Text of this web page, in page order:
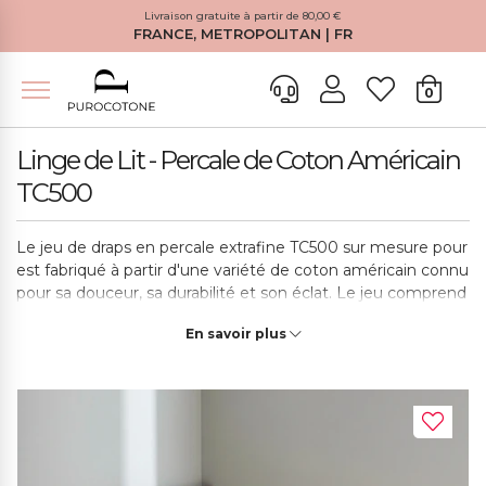
Livraison gratuite à partir de 80,00 €
FRANCE, METROPOLITAN | FR
0
Linge de Lit - Percale de Coton Américain
TC500
Le jeu de draps en percale extrafine TC500 sur mesure pour
est fabriqué à partir d'une variété de coton américain connu
pour sa douceur, sa durabilité et son éclat. Le jeu comprend
s'adapter parfaitement au matelas, des draps plats et des
le set comprend deux taies d'oreiller pour les deux plus
grandes mesures et une seule taie pour le set le plus petit
En savoir plus